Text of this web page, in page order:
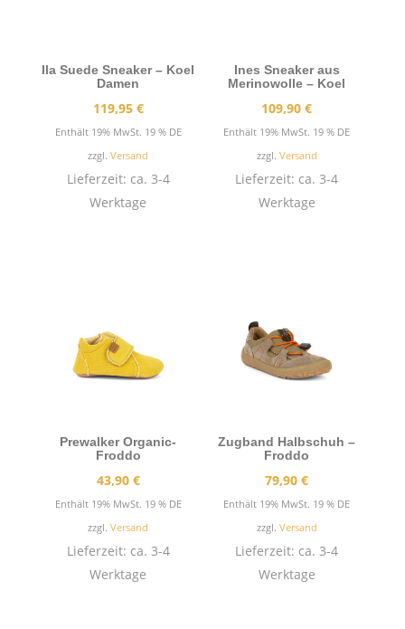
Ila Suede Sneaker – Koel
Damen
119,95 €
Enthält 19% MwSt. 19 % DE
zzgl.Versand
Lieferzeit: ca. 3-4
Werktage
Ines Sneaker aus
Merinowolle – Koel
109,90€
Enthält 19% MwSt. 19 % DE
zzgl. Versand
Lieferzeit: ca. 3-4
Werktage
Prewalker Organic-
Froddo
43,90 €
Enthält 19% MwSt. 19 % DE
zzgl.Versand
Lieferzeit: ca. 3-4
Werktage
Zugband Halbschuh –
Froddo
79,90€
Enthält 19% MwSt. 19 % DE
zzgl. Versand
Lieferzeit: ca. 3-4
Werktage